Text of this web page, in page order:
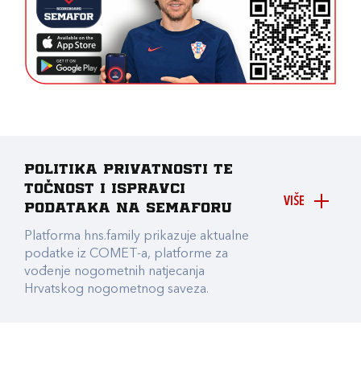
VIŠE
Politika privatnosti te
točnost i ispravci
podataka na Semaforu
Platforma hns.family prikazuje aktualne
podatke iz COMET-a, platforme za
vođenje nogometnih natjecanja
Hrvatskog nogometnog saveza.